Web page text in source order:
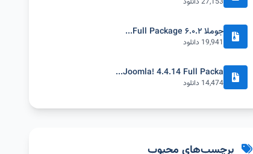
جوملا ۶.۰.۲ Full Package...
19,941 دانلود
Joomla! 4.4.14 Full Packa...
14,474 دانلود
برچسب‌های محبوب